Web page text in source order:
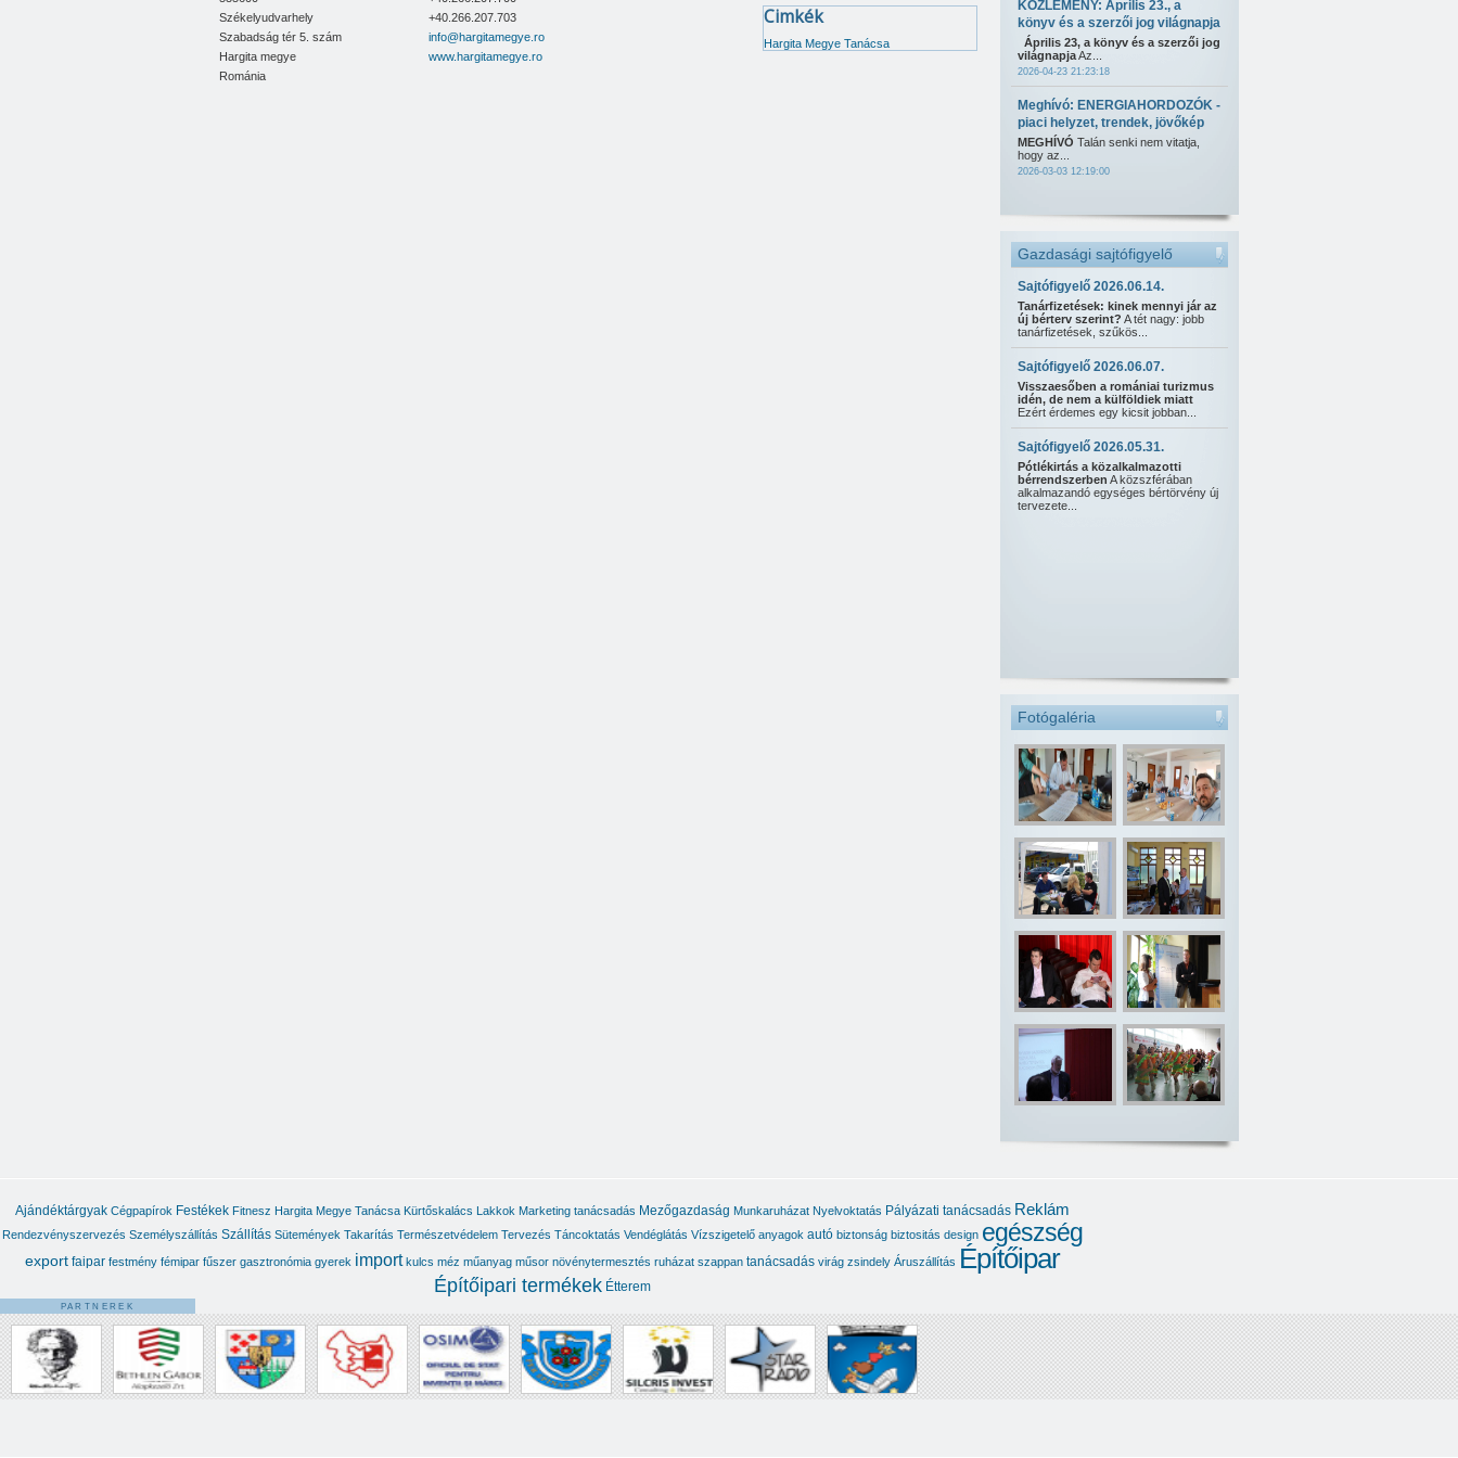
Nova Dental Kft.
Frigokor Serv-Prod Kft.
Ecologis Consulting Kft.
Mkdaa Opti Boost Kft.
Mihály B. Enikő családi vállalkozó
Labordent Fogas Kft.
Osváth Pál Barna egyéni vállalkozó
Cimkék
Hargita Megye Tanácsa
Székelyudvarhely
Szabadság tér 5. szám
Hargita megye
Románia
+40.266.207.703
info@hargitamegye.ro
www.hargitamegye.ro
KÖZLEMÉNY: Április 23., a
könyv és a szerzői jog világnapja
Április 23, a könyv és a szerzői jog
világnapjaAz...
2026-04-23 21:23:18
Meghívó: ENERGIAHORDOZÓK -
piaci helyzet, trendek, jövőkép
MEGHÍVÓ Talán senki nem vitatja,
hogy az...
2026-03-03 12:19:00
Gazdasági sajtófigyelő
Sajtófigyelő 2026.06.14.
Tanárfizetések: kinek mennyi jár az
új bérterv szerint? A tét nagy: jobb
tanárfizetések, szűkös...
Sajtófigyelő 2026.06.07.
Visszaesőben a romániai turizmus
idén, de nem a külföldiek miatt
Ezért érdemes egy kicsit jobban...
Sajtófigyelő 2026.05.31.
Pótlékirtás a közalkalmazotti
bérrendszerben A közszférában
alkalmazandó egységes bértörvény új
tervezete...
Fotógaléria
Ajándéktárgyak Cégpapírok Festékek Fitnesz Hargita Megye Tanácsa Kürtőskalács Lakkok Marketing tanácsadás Mezőgazdaság Munkaruházat Nyelvoktatás Pályázati tanácsadás Reklám
Rendezvényszervezés Személyszállítás Szállítás Sütemények Takarítás Természetvédelem Tervezés Táncoktatás Vendéglátás Vízszigetelő anyagok autó biztonság biztositás design egészség
export faipar festmény fémipar fűszer gasztronómia gyerek import kulcs méz műanyag műsor növénytermesztés ruházat szappan tanácsadás virág zsindely Áruszállítás Építőipar
Építőipari termékek Étterem
PARTNEREK